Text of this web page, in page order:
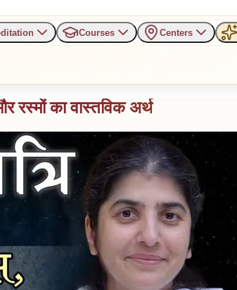
Courses Centers
रस्मों का वास्तविक अर्थ